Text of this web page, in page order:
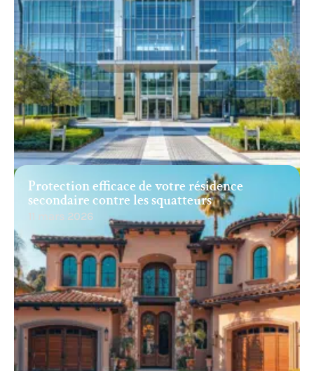
Protection efficace de votre résidence
secondaire contre les squatteurs
11 mars 2026